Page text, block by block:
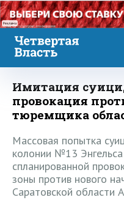
Реклама
Имитация
провокация
тюремщика
Массовая попытка
колонии №13
спланированной
зоны против нового
Саратовской области